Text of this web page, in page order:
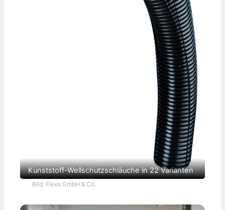
Kunststoff-Wellschutzschläuche in 22 Varianten
Bild: Flexa GmbH & Co.